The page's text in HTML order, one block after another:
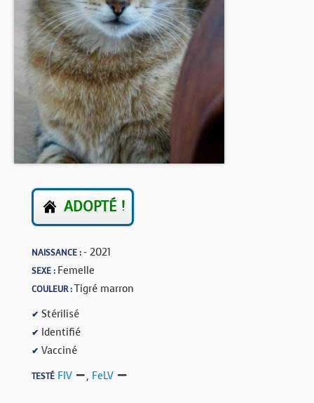
BOUTIQUE
FORUM
ADOPTÉ !
NAISSANCE :- 2021
SEXE : Femelle
COULEUR :Tigré marron
✔ Stérilisé
✔ Identifié
✔ Vacciné
TESTÉ FIV , FeLV